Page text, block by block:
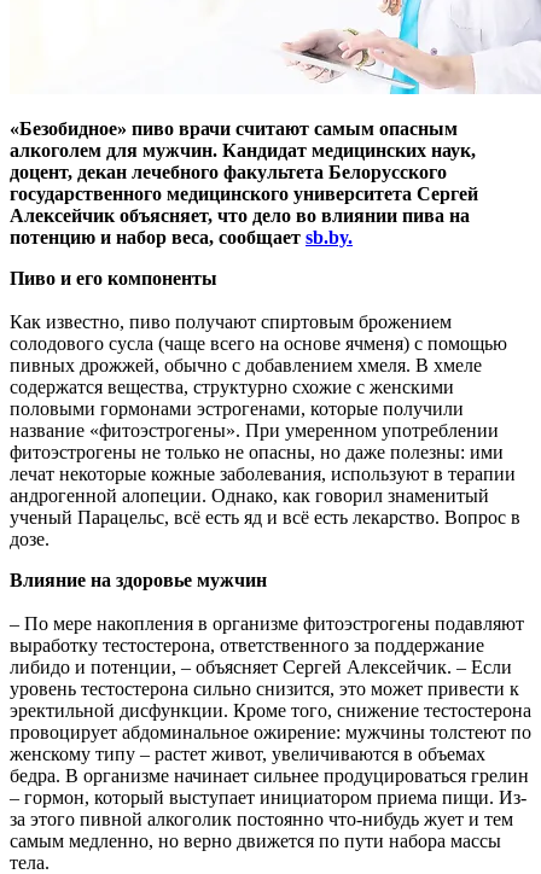
«Безобидное» пиво врачи считают самым опасным
алкоголем для мужчин. Кандидат медицинских наук,
доцент, декан лечебного факультета Белорусского
государственного медицинского университета Сергей
Алексейчик объясняет, что дело во влиянии пива на
потенцию и набор веса, сообщает sb.by.
Пиво и его компоненты
Как известно, пиво получают спиртовым брожением
солодового сусла (чаще всего на основе ячменя) с помощью
пивных дрожжей, обычно с добавлением хмеля. В хмеле
содержатся вещества, структурно схожие с женскими
половыми гормонами эстрогенами, которые получили
название «фитоэстрогены». При умеренном употреблении
фитоэстрогены не только не опасны, но даже полезны: ими
лечат некоторые кожные заболевания, используют в терапии
андрогенной алопеции. Однако, как говорил знаменитый
ученый Парацельс, всё есть яд и всё есть лекарство. Вопрос в
дозе.
Влияние на здоровье мужчин
– По мере накопления в организме фитоэстрогены подавляют
выработку тестостерона, ответственного за поддержание
либидо и потенции, – объясняет Сергей Алексейчик. – Если
уровень тестостерона сильно снизится, это может привести к
эректильной дисфункции. Кроме того, снижение тестостерона
провоцирует абдоминальное ожирение: мужчины толстеют по
женскому типу – растет живот, увеличиваются в объемах
бедра. В организме начинает сильнее продуцироваться грелин
– гормон, который выступает инициатором приема пищи. Из-
за этого пивной алкоголик постоянно что-нибудь жует и тем
самым медленно, но верно движется по пути набора массы
тела.